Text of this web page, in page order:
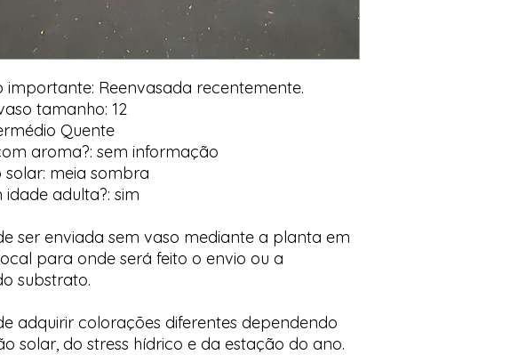
importante: Reenvasada recentemente.
tamanho: 12
Quente
aroma?: sem informação
solar: meia sombra
adulta?: sim
ser enviada sem vaso mediante a planta em
para onde será feito o envio ou a
substrato.
adquirir colorações diferentes dependendo
solar, do stress hídrico e da estação do ano.